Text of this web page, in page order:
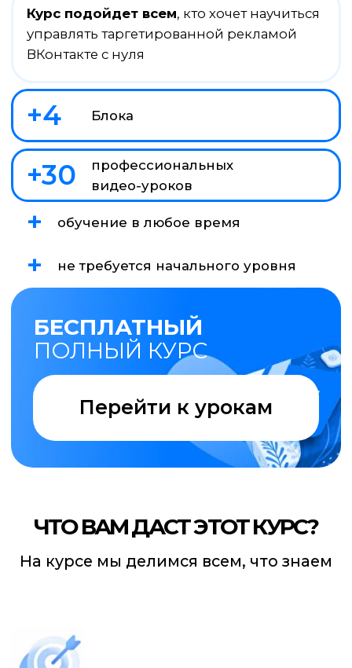
БЕСПЛАТНЫЙ
ПОЛНЫЙ КУРС
Перейти к урокам
На курсе мы делимся всем, что знаем
ЧТО ВАМ ДАСТ ЭТОТ КУРС?
Полное представление
о таргете ВКонтакте
Вы научитесь самостоятельно
и профессионально проводить
эффективные рекламные кампании
Прохождение курса позволит
оплату труда, ведь вы освоите очень